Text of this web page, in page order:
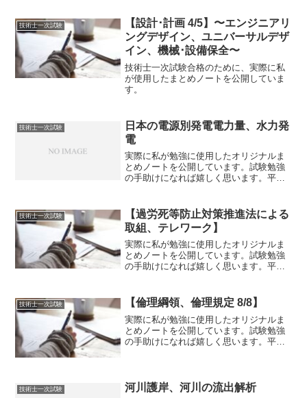
養浜工は、砂浜のない...
技術士一次試験
【設計･計画 4/5】〜エンジニアリ
ングデザイン、ユニバーサルデザ
イン、機械･設備保全〜
技術士一次試験合格のために、実際に私
が使用したまとめノートを公開していま
す。
技術士一次試験
日本の電源別発電電力量、水力発
電
実際に私が勉強に使用したオリジナルま
とめノートを公開しています。試験勉強
の手助けになれば嬉しく思います。平成
量(1990年～)・水力：約10％で推移して
おり横ばい・...
技術士一次試験
【過労死等防止対策推進法による
取組、テレワーク】
実際に私が勉強に使用したオリジナルま
とめノートを公開しています。試験勉強
の手助けになれば嬉しく思います。平成
です。過労死等防止対策推進法による取
組我が国では平成26...
技術士一次試験 【倫理綱領、倫理規定 8/8】
実際に私が勉強に使用したオリジナルま
とめノートを公開しています。試験勉強
の手助けになれば嬉しく思います。平成
技術士一次試験 河川護岸、河川の流出解析